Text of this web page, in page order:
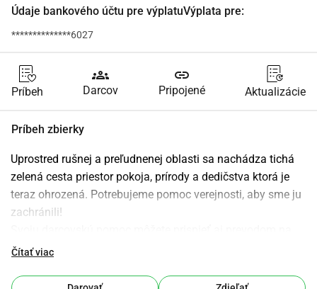
Údaje bankového účtu pre výplatuVýplata pre:
**************6027
Príbeh
groups
Darcov
link
Pripojené Aktualizácie
Príbeh zbierky
Uprostred rušnej a preľudnenej oblasti sa nachádza tichá
zelená cesta priestor pokoja, prírody a dedičstva ktorá je
teraz ohrozená. Potrebujeme pomoc verejnosti, aby sme ju
zachránili!
tento účet (uvedenie 'žabbar road' do popisu):
Názov: Moviment Graffitti
Čítať viac